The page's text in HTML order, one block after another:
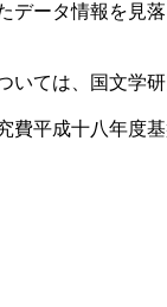
データ情報を見
ては、国文学
費平成十八年度